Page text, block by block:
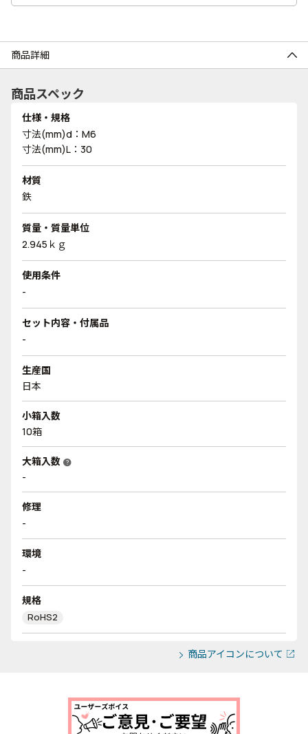
商品詳細
商品スペック
仕様・規格
寸法(mm)d：M6
寸法(mm)L：30
材質
鉄
質量・質量単位
2.945ｋｇ
使用条件
-
セット内容・付属品
-
生産国
日本
小箱入数
10箱
大箱入数 help
-
修理
-
環境
-
規格
RoHS2
商品アイコンについて